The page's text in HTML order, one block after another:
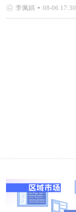
李佩娟 08-06 17:30